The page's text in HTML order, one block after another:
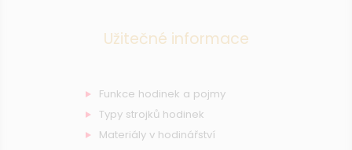
Užitečné informace
Funkce hodinek a pojmy
Typy strojků hodinek
Materiály v hodinářství